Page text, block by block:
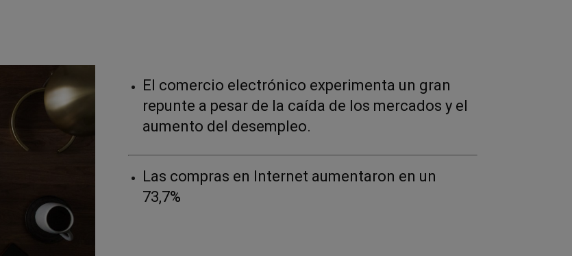
El comercio electrónico experimenta un gran
repunte a pesar de la caída de los mercados y el
aumento del desempleo.
Las compras en Internet aumentaron en un
73,7%